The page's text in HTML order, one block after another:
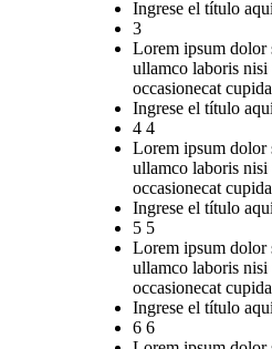
Ingrese el título
3
Lorem ipsum dolor
ullamco laboris
occasionecat
Ingrese el título
4 4
Lorem ipsum dolor
ullamco laboris
occasionecat
Ingrese el título
5 5
Lorem ipsum dolor
ullamco laboris
occasionecat
Ingrese el título
6 6